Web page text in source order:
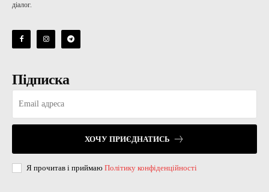
діалог.
Підписка
ХОЧУ ПРИЄДНАТИСЬ
Я прочитав і приймаю Політику конфіденційності